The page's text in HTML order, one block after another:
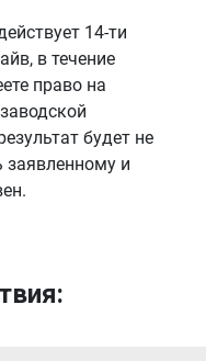
14-ти
в течение
право на
будет не
заявленному и